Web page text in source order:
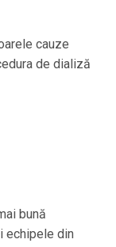
cauze
de dializă
bună
echipele din